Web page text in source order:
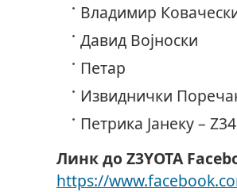
Владимир
Давид Војноски
Петар
Извиднички
Петрика Јанеку –
Линк до Z3YOTA
https://